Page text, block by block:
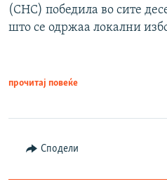
(СНС) победила во сите
што се одржаа локални
прочитај повеќе
Сподели